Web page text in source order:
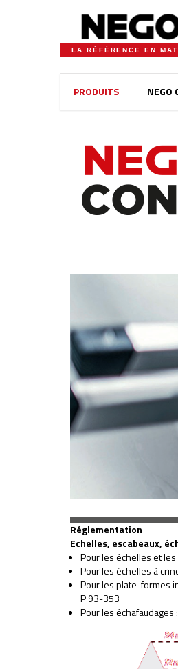
LA RÉFÉRENCE EN
PRODUITS NEGO
Réglementation
Echelles, escabeaux,
Pour les échelles et les
Pour les échelles à
Pour les plate-formes
P 93-353
Pour les échafaudages